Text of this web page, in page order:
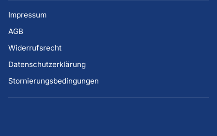
Impressum
AGB
Widerrufsrecht
Datenschutzerklärung
Stornierungsbedingungen